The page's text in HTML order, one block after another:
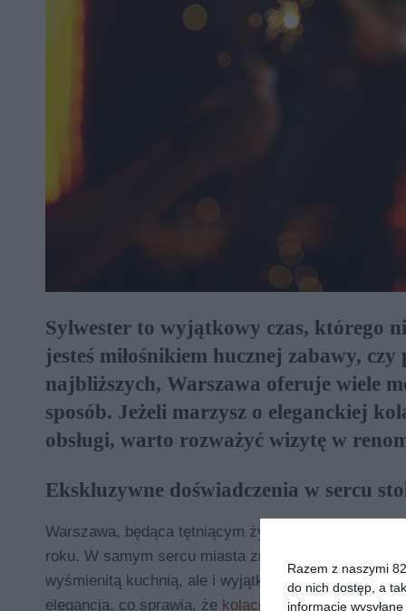
Razem z naszymi
do nich dostęp, a
informacje
Sylwester to wyjątkowy czas, którego
jesteś miłośnikiem hucznej zabawy,
najbliższych, Warszawa oferuje wiele
sposób. Jeżeli marzysz o eleganckiej
obsługi, warto rozważyć wizytę w
Ekskluzywne doświadczenia w sercu
Warszawa, będąca tętniącym życiem centrum
roku. W samym sercu miasta znajduje się
wyśmienitą kuchnią, ale i wyjątkową atmosferą.
elegancją, co sprawia, że kolacja sylwestrowaw tym